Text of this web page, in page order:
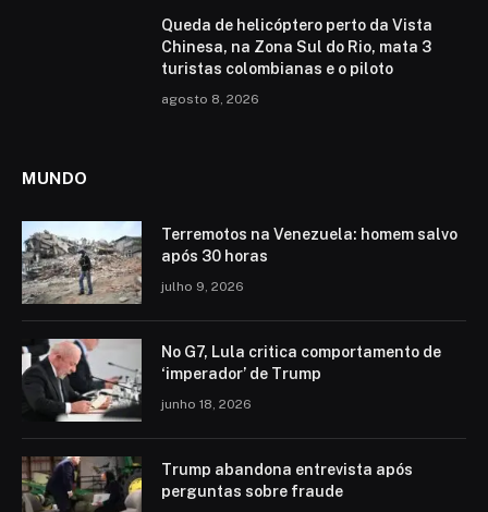
Queda de helicóptero perto da Vista
Chinesa, na Zona Sul do Rio, mata 3
turistas colombianas e o piloto
agosto 8, 2026
MUNDO
Terremotos na Venezuela: homem salvo
após 30 horas
julho 9, 2026
No G7, Lula critica comportamento de
‘imperador’ de Trump
junho 18, 2026
Trump abandona entrevista após
perguntas sobre fraude